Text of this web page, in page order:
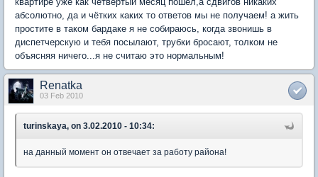
абсолютно, да и чётких каких то ответов мы не получаем! а жить
простите в таком бардаке я не собираюсь, когда звонишь в
диспетчерскую и тебя посылают, трубки бросают, толком не
объясняя ничего...я не считаю это нормальным!
Renatka
03 Feb 2010
turinskaya, on 3.02.2010 - 10:34:
на данный момент он отвечает за работу района!